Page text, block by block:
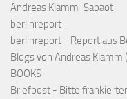
Andreas Klamm-Sabaot
berlinreport
berlinreport - Report aus
Blogs von Andreas Klamm
BOOKS
Briefpost - Bitte